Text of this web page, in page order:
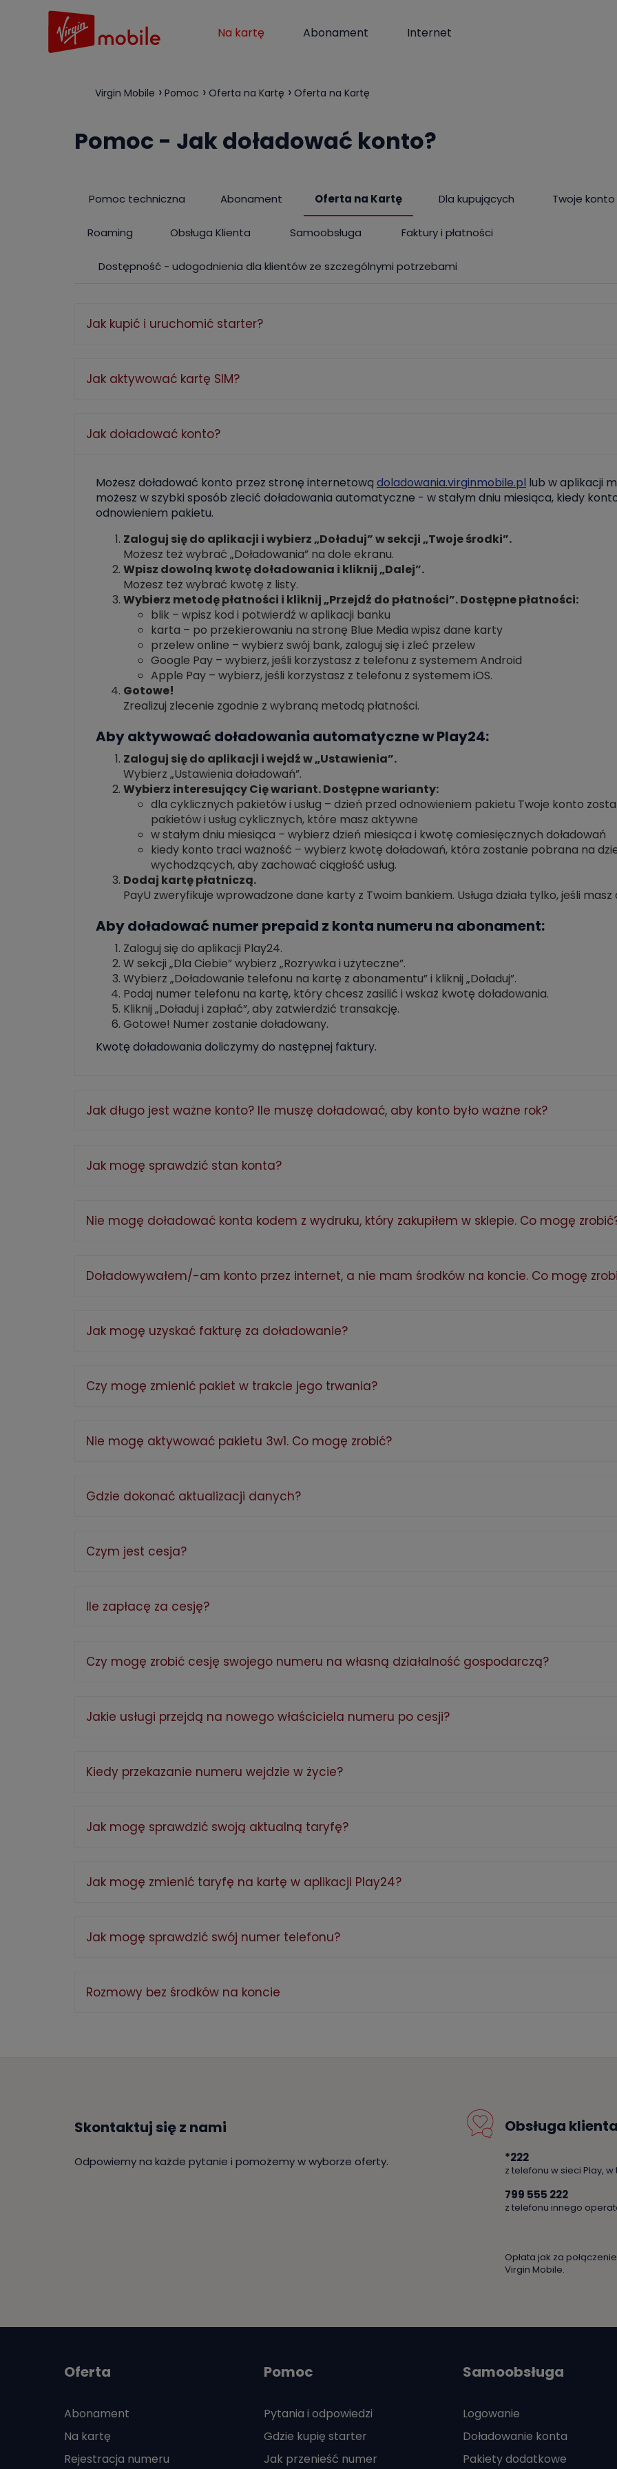
Na kartę Abonament Internet
Virgin Mobile Pomoc Oferta na Kartę Oferta na Kartę
Pomoc - Jak doładować konto?
Pomoc techniczna Abonament Oferta na Kartę Dla kupujących Twoje konto
Roaming Obsługa Klienta Samoobsługa Faktury i płatności
Dostępność - udogodnienia dla klientów ze szczególnymi potrzebami
Jak kupić i uruchomić starter?
Jak aktywować kartę SIM?
Jak doładować konto?
Możesz doładować konto przez stronę internetową doladowania.virginmobile.pl lub w aplikacji
możesz w szybki sposób zlecić doładowania automatyczne - w stałym dniu miesiąca, kiedy
odnowieniem pakietu.
Zaloguj się do aplikacji i wybierz „Doładuj” w sekcji „Twoje środki”.
Możesz też wybrać „Doładowania” na dole ekranu.
Wpisz dowolną kwotę doładowania i kliknij „Dalej”.
Możesz też wybrać kwotę z listy.
Wybierz metodę płatności i kliknij „Przejdź do płatności”. Dostępne płatności:
blik – wpisz kod i potwierdź w aplikacji banku
karta – po przekierowaniu na stronę Blue Media wpisz dane karty
przelew online – wybierz swój bank, zaloguj się i zleć przelew
Google Pay – wybierz, jeśli korzystasz z telefonu z systemem Android
Apple Pay – wybierz, jeśli korzystasz z telefonu z systemem iOS.
Gotowe!
Zrealizuj zlecenie zgodnie z wybraną metodą płatności.
Aby aktywować doładowania automatyczne w Play24:
Zaloguj się do aplikacji i wejdź w „Ustawienia”.
Wybierz „Ustawienia doładowań”.
Wybierz interesujący Cię wariant. Dostępne warianty:
dla cyklicznych pakietów i usług – dzień przed odnowieniem pakietu Twoje konto
pakietów i usług cyklicznych, które masz aktywne
w stałym dniu miesiąca – wybierz dzień miesiąca i kwotę comiesięcznych doładowań
kiedy konto traci ważność – wybierz kwotę doładowań, która zostanie pobrana na
wychodzących, aby zachować ciągłość usług.
Dodaj kartę płatniczą.
PayU zweryfikuje wprowadzone dane karty z Twoim bankiem. Usługa działa tylko, jeśli
Aby doładować numer prepaid z konta numeru na abonament:
Zaloguj się do aplikacji Play24.
W sekcji „Dla Ciebie” wybierz „Rozrywka i użyteczne”.
Wybierz „Doładowanie telefonu na kartę z abonamentu” i kliknij „Doładuj”.
Podaj numer telefonu na kartę, który chcesz zasilić i wskaż kwotę doładowania.
Kliknij „Doładuj i zapłać”, aby zatwierdzić transakcję.
Gotowe! Numer zostanie doładowany.
Kwotę doładowania doliczymy do następnej faktury.
Jak długo jest ważne konto? Ile muszę doładować, aby konto było ważne rok?
Jak mogę sprawdzić stan konta?
Nie mogę doładować konta kodem z wydruku, który zakupiłem w sklepie. Co mogę
Doładowywałem/-am konto przez internet, a nie mam środków na koncie. Co mogę
Jak mogę uzyskać fakturę za doładowanie?
Czy mogę zmienić pakiet w trakcie jego trwania?
Nie mogę aktywować pakietu 3w1. Co mogę zrobić?
Gdzie dokonać aktualizacji danych?
Czym jest cesja?
Ile zapłacę za cesję?
Czy mogę zrobić cesję swojego numeru na własną działalność gospodarczą?
Jakie usługi przejdą na nowego właściciela numeru po cesji?
Kiedy przekazanie numeru wejdzie w życie?
Jak mogę sprawdzić swoją aktualną taryfę?
Jak mogę zmienić taryfę na kartę w aplikacji Play24?
Jak mogę sprawdzić swój numer telefonu?
Rozmowy bez środków na koncie
Skontaktuj się z nami
Odpowiemy na każde pytanie i pomożemy w wyborze oferty.
Obsługa
*222
z telefonu w sieci Play,
799 555 222
z telefonu innego
Opłata jak za
Virgin Mobile.
Oferta
Abonament
Na kartę
Rejestracja numeru
Pomoc
Pytania i odpowiedzi
Gdzie kupię starter
Jak przenieść numer
Samoobsługa
Logowanie
Doładowanie konta
Pakiety dodatkowe